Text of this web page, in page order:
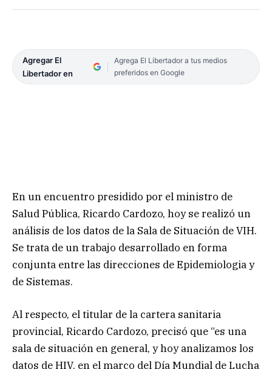
Agregar El
Libertador en
Agrega El Libertador a tus medios
preferidos en Google
En un encuentro presidido por el ministro de
Salud Pública, Ricardo Cardozo, hoy se realizó un
análisis de los datos de la Sala de Situación de VIH.
Se trata de un trabajo desarrollado en forma
conjunta entre las direcciones de Epidemiologia y
de Sistemas.
Al respecto, el titular de la cartera sanitaria
provincial, Ricardo Cardozo, precisó que “es una
sala de situación en general, y hoy analizamos los
datos de HIV, en el marco del Día Mundial de Lucha